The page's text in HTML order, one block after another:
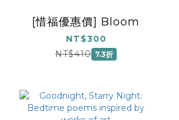
[惜福優惠價] Bloom
NT$300
NT$410 7.3折